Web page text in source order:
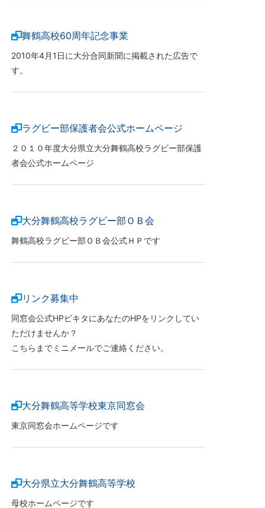
舞鶴高校60周年記念事業
2010年4月1日に大分合同新聞に掲載された広告で
す。
ラグビー部保護者会公式ホームページ
２０１０年度大分県立大分舞鶴高校ラグビー部保護
者会公式ホームページ
大分舞鶴高校ラグビー部ＯＢ会
舞鶴高校ラグビー部ＯＢ会公式ＨＰです
リンク募集中
同窓会公式HPビキタにあなたのHPをリンクしてい
ただけませんか？
こちらまでミニメールでご連絡ください。
大分舞鶴高等学校東京同窓会
東京同窓会ホームページです
大分県立大分舞鶴高等学校
母校ホームページです